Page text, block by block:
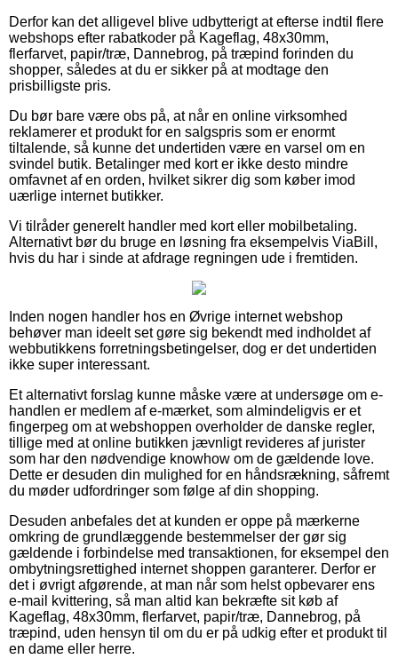
Derfor kan det alligevel blive udbytterigt at efterse indtil flere
webshops efter rabatkoder på Kageflag, 48x30mm,
flerfarvet, papir/træ, Dannebrog, på træpind forinden du
shopper, således at du er sikker på at modtage den
prisbilligste pris.
Du bør bare være obs på, at når en online virksomhed
reklamerer et produkt for en salgspris som er enormt
tiltalende, så kunne det undertiden være en varsel om en
svindel butik. Betalinger med kort er ikke desto mindre
omfavnet af en orden, hvilket sikrer dig som køber imod
uærlige internet butikker.
Vi tilråder generelt handler med kort eller mobilbetaling.
Alternativt bør du bruge en løsning fra eksempelvis ViaBill,
hvis du har i sinde at afdrage regningen ude i fremtiden.
Inden nogen handler hos en Øvrige internet webshop
behøver man ideelt set gøre sig bekendt med indholdet af
webbutikkens forretningsbetingelser, dog er det undertiden
ikke super interessant.
Et alternativt forslag kunne måske være at undersøge om e-
handlen er medlem af e-mærket, som almindeligvis er et
fingerpeg om at webshoppen overholder de danske regler,
tillige med at online butikken jævnligt revideres af jurister
som har den nødvendige knowhow om de gældende love.
Dette er desuden din mulighed for en håndsrækning, såfremt
du møder udfordringer som følge af din shopping.
Desuden anbefales det at kunden er oppe på mærkerne
omkring de grundlæggende bestemmelser der gør sig
gældende i forbindelse med transaktionen, for eksempel den
ombytningsrettighed internet shoppen garanterer. Derfor er
det i øvrigt afgørende, at man når som helst opbevarer ens
e-mail kvittering, så man altid kan bekræfte sit køb af
Kageflag, 48x30mm, flerfarvet, papir/træ, Dannebrog, på
træpind, uden hensyn til om du er på udkig efter et produkt til
en dame eller herre.